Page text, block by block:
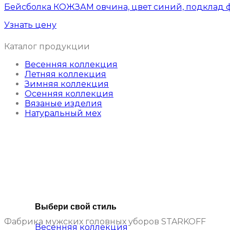
Выбери свой стиль
Весенняя коллекция
Бейсболка КОЖЗАМ овчина, цвет синий, подклад
Узнать цену
Каталог продукции
Весенняя коллекция
Летняя коллекция
Зимняя коллекция
Осенняя коллекция
Вязаные изделия
Натуральный мех
Фабрика мужских головных уборов STARKOFF